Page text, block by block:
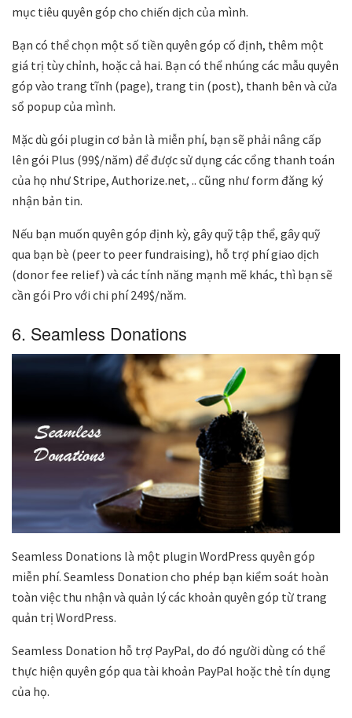
mục tiêu quyên góp cho chiến dịch của mình.
Bạn có thể chọn một số tiền quyên góp cố định, thêm một
giá trị tùy chỉnh, hoặc cả hai. Bạn có thể nhúng các mẫu quyên
góp vào trang tĩnh (page), trang tin (post), thanh bên và cửa
sổ popup của mình.
Mặc dù gói plugin cơ bản là miễn phí, bạn sẽ phải nâng cấp
lên gói Plus (99$/năm) để được sử dụng các cổng thanh toán
của họ như Stripe, Authorize.net, .. cũng như form đăng ký
nhận bản tin.
Nếu bạn muốn quyên góp định kỳ, gây quỹ tập thể, gây quỹ
qua bạn bè (peer to peer fundraising), hỗ trợ phí giao dịch
(donor fee relief) và các tính năng mạnh mẽ khác, thì bạn sẽ
cần gói Pro với chi phí 249$/năm.
6. Seamless Donations
Seamless Donations là một plugin WordPress quyên góp
miễn phí. Seamless Donation cho phép bạn kiểm soát hoàn
toàn việc thu nhận và quản lý các khoản quyên góp từ trang
quản trị WordPress.
Seamless Donation hỗ trợ PayPal, do đó người dùng có thể
thực hiện quyên góp qua tài khoản PayPal hoặc thẻ tín dụng
của họ.